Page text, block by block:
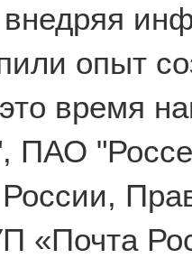
опыт
время
ПАО
«Почта